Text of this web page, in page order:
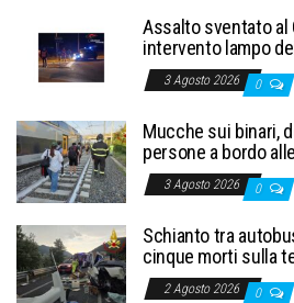
Assalto sventato al
intervento lampo
3 Agosto 2026 0
Mucche sui binari,
persone a bordo
3 Agosto 2026 0
Schianto tra
cinque morti sulla
2 Agosto 2026 0